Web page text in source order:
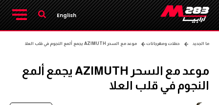
English
ما الجديد حفلات ومهرجانات موعد مع السحر AZIMUTH يجمع ألمع النجوم في قلب العلا
موعد مع السحر AZIMUTH يجمع ألمع
النجوم في قلب العلا